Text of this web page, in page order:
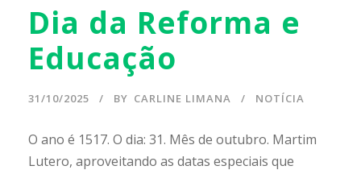
Dia da Reforma e
Educação
31/10/2025 BY CARLINE LIMANA NOTÍCIA
O ano é 1517. O dia: 31. Mês de outubro. Martim
Lutero, aproveitando as datas especiais que